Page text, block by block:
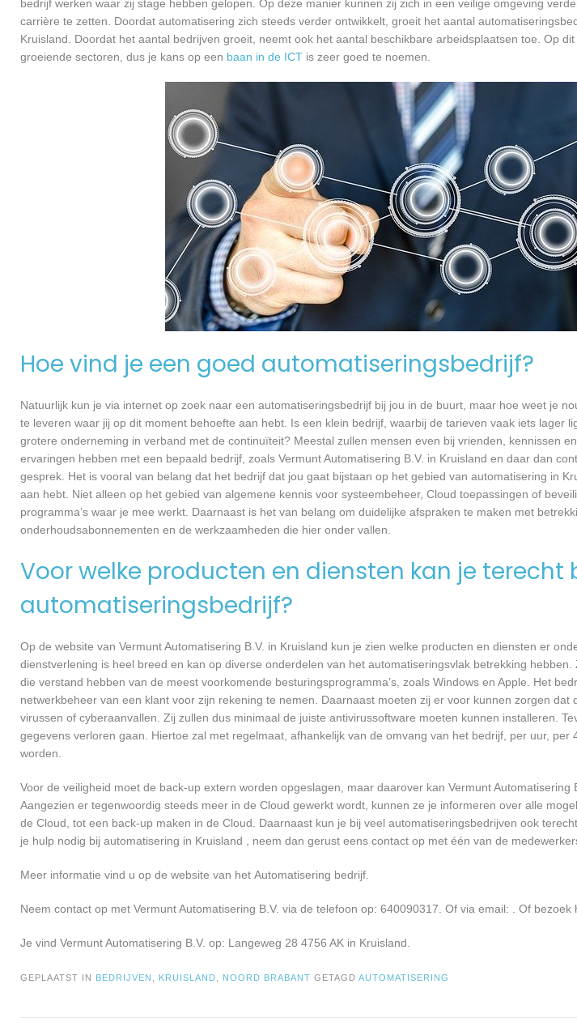
bedrijf werken waar zij stage hebben gelopen. Op deze manier kunnen zij zich in een veilige omgeving
carrière te zetten. Doordat automatisering zich steeds verder ontwikkelt, groeit het aantal
Kruisland. Doordat het aantal bedrijven groeit, neemt ook het aantal beschikbare arbeidsplaatsen toe. Op
groeiende sectoren, dus je kans op een baan in de ICT is zeer goed te noemen.
Hoe vind je een goed automatiseringsbedrijf?
Natuurlijk kun je via internet op zoek naar een automatiseringsbedrijf bij jou in de buurt, maar hoe weet je
te leveren waar jij op dit moment behoefte aan hebt. Is een klein bedrijf, waarbij de tarieven vaak iets lager
grotere onderneming in verband met de continuïteit? Meestal zullen mensen even bij vrienden, kennissen
ervaringen hebben met een bepaald bedrijf, zoals Vermunt Automatisering B.V. in Kruisland en daar dan
gesprek. Het is vooral van belang dat het bedrijf dat jou gaat bijstaan op het gebied van automatisering in
aan hebt. Niet alleen op het gebied van algemene kennis voor systeembeheer, Cloud toepassingen of
programma’s waar je mee werkt. Daarnaast is het van belang om duidelijke afspraken te maken met
onderhoudsabonnementen en de werkzaamheden die hier onder vallen.
Voor welke producten en diensten kan je terecht
automatiseringsbedrijf?
Op de website van Vermunt Automatisering B.V. in Kruisland kun je zien welke producten en diensten er
dienstverlening is heel breed en kan op diverse onderdelen van het automatiseringsvlak betrekking
die verstand hebben van de meest voorkomende besturingsprogramma’s, zoals Windows en Apple. Het
netwerkbeheer van een klant voor zijn rekening te nemen. Daarnaast moeten zij er voor kunnen zorgen dat
virussen of cyberaanvallen. Zij zullen dus minimaal de juiste antivirussoftware moeten kunnen installeren.
gegevens verloren gaan. Hiertoe zal met regelmaat, afhankelijk van de omvang van het bedrijf, per uur,
worden.
Voor de veiligheid moet de back-up extern worden opgeslagen, maar daarover kan Vermunt Automatisering
Aangezien er tegenwoordig steeds meer in de Cloud gewerkt wordt, kunnen ze je informeren over alle
de Cloud, tot een back-up maken in de Cloud. Daarnaast kun je bij veel automatiseringsbedrijven ook
je hulp nodig bij automatisering in Kruisland , neem dan gerust eens contact op met één van de
Meer informatie vind u op de website van het Automatisering bedrijf.
Neem contact op met Vermunt Automatisering B.V. via de telefoon op: 640090317. Of via email: . Of
Je vind Vermunt Automatisering B.V. op: Langeweg 28 4756 AK in Kruisland.
GEPLAATST IN BEDRIJVEN KRUISLAND NOORD BRABANT GETAGD AUTOMATISERING